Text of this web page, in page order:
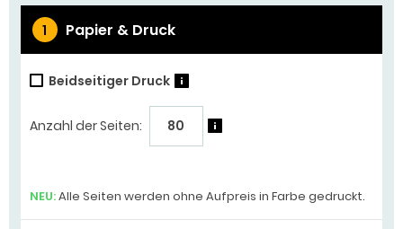
1 Papier & Druck
Beidseitiger Druck
Anzahl der Seiten:
NEU:Alle Seiten werden ohne Aufpreis in Farbe gedruckt.